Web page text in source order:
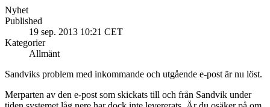
Nyhet
Published
19 sep. 2013 10:21 CET
Kategorier
Allmänt
Sandviks problem med inkommande och utgående e-post är nu löst.
Merparten av den e-post som skickats till och från Sandvik under